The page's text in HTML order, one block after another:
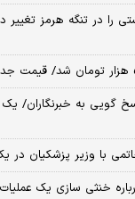
سنتکام: مسیر 51 کشتی را در تنگه
گویی به خبرنگاران/
با وزیر پزشکیان در
خنثی سازی یک